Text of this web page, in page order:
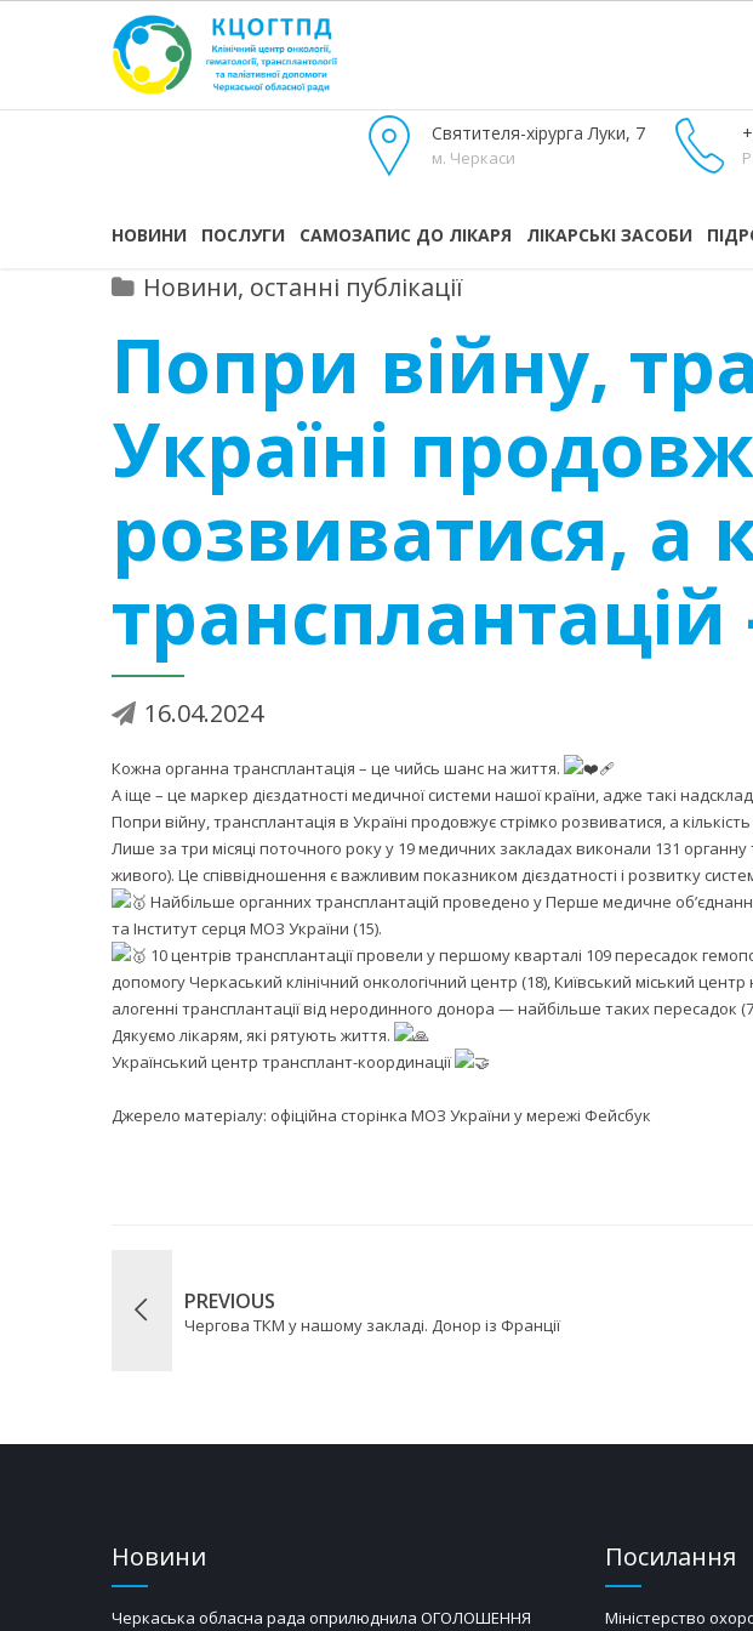
Святителя-хірурга Луки, 7
м. Черкаси
НОВИНИ ПОСЛУГИ САМОЗАПИС ДО ЛІКАРЯ ЛІКАРСЬКІ ЗАСОБИ
Новини, останні публікації
Попри війну,
Україні
розвиватися, а
16.04.2024
Кожна органна трансплантація – це чийсь шанс на життя.
А іще – це маркер дієздатності медичної системи нашої країни, адже такі
Попри війну, трансплантація в Україні продовжує стрімко розвиватися, а
Лише за три місяці поточного року у 19 медичних закладах виконали 131
живого). Це співвідношення є важливим показником дієздатності і розвитку
Найбільше органних трансплантацій проведено уПерше медичне
та Інститут серця МОЗ України (15).
10 центрів трансплантації провели у першому кварталі 109 пересадок
допомогуЧеркаський клінічний онкологічний центр (18),Київський міський центр
алогенні трансплантації від неродинного донора — найбільше таких пересадок
Дякуємо лікарям, які рятують життя.
Український центр трансплант-координації
Джерело матеріалу: офіційна сторінка МОЗ України у мережі Фейсбук
PREVIOUS
Чергова ТКМ у нашому закладі. Донор із Франції
Новини
Черкаська обласна рада оприлюднила ОГОЛОШЕННЯ
Посилання
Міністерство